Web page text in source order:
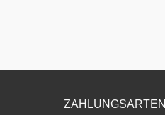
ZAHLUNGSARTEN